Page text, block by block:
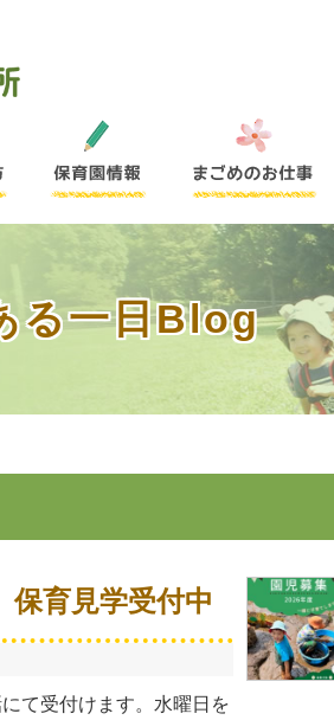
る一日Blog
保育見学受付中
て受付けます。水曜日を